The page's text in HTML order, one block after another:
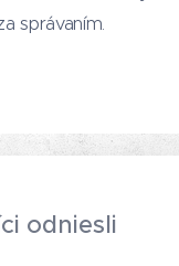
správaním.
odniesli